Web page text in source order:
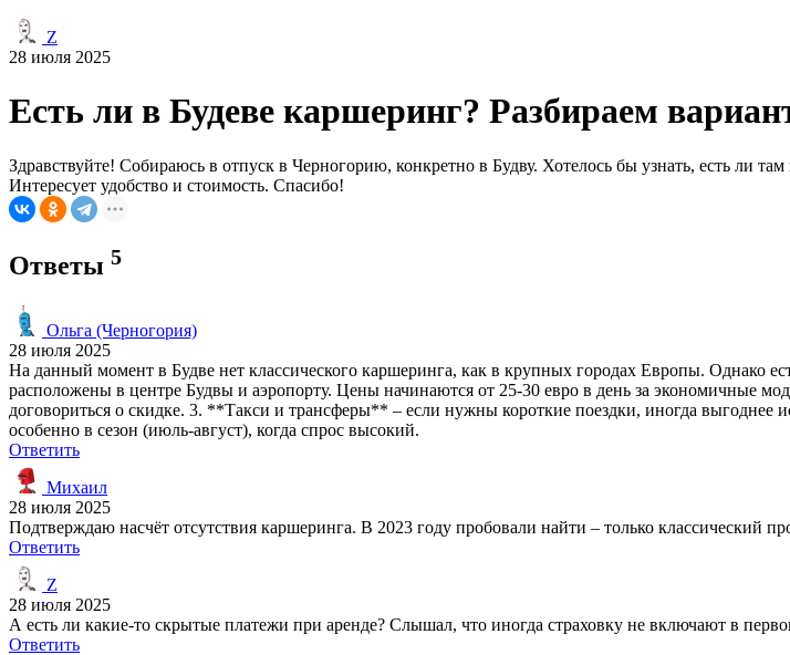
Z
28 июля 2025
Есть ли в Будеве каршеринг? Разбираем
Здравствуйте! Собираюсь в отпуск в Черногорию, конкретно в Будву. Хотелось бы узнать, есть ли
Интересует удобство и стоимость. Спасибо!
Ответы 5
Ольга (Черногория)
28 июля 2025
На данный момент в Будве нет классического каршеринга, как в крупных городах Европы. Однако
расположены в центре Будвы и аэропорту. Цены начинаются от 25-30 евро в день за экономичные
договориться о скидке. 3. **Такси и трансферы** – если нужны короткие поездки, иногда выгоднее
особенно в сезон (июль-август), когда спрос высокий.
Ответить
Михаил
28 июля 2025
Подтверждаю насчёт отсутствия каршеринга. В 2023 году пробовали найти – только классический
Ответить
Z
28 июля 2025
А есть ли какие-то скрытые платежи при аренде? Слышал, что иногда страховку не включают в
Ответить